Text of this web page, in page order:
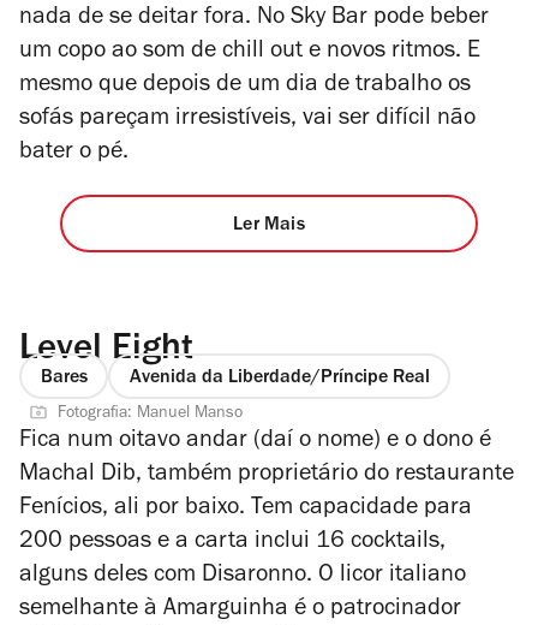
nada de se deitar fora. No Sky Bar pode beber
um copo ao som de chill out e novos ritmos. E
mesmo que depois de um dia de trabalho os
sofás pareçam irresistíveis, vai ser difícil não
bater o pé.
Ler Mais
Level Eight
Bares Avenida da Liberdade/Príncipe Real
Fotografia: Manuel Manso
Fica num oitavo andar (daí o nome) e o dono é
Machal Dib, também proprietário do restaurante
Fenícios, ali por baixo. Tem capacidade para
200 pessoas e a carta inclui 16 cocktails,
alguns deles com Disaronno. O licor italiano
semelhante à Amarguinha é o patrocinador